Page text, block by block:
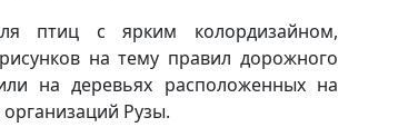
птиц с ярким колордизайном,
на тему правил дорожного
на деревьях расположенных на
Рузы.